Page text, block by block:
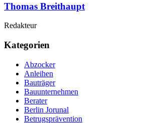
Thomas Breithaupt
Redakteur
Kategorien
Abzocker
Anleihen
Bauträger
Bauunternehmen
Berater
Berlin Jorunal
Betrugsprävention